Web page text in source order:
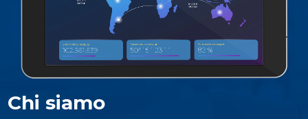
Chi siamo